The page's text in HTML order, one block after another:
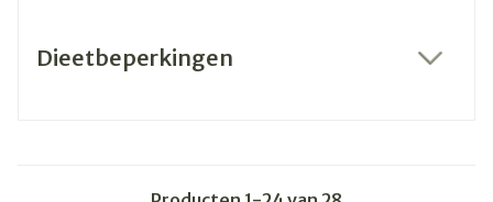
Dieetbeperkingen